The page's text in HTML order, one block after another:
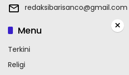
redaksibarisanco@gmail.com
Menu
Terkini
Religi
×